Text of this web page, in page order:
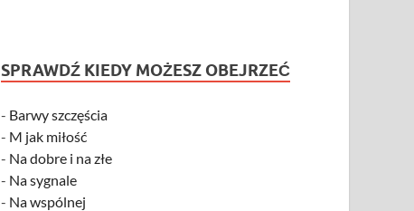
SPRAWDŹ KIEDY MOŻESZ OBEJRZEĆ
- Barwy szczęścia
- M jak miłość
- Na dobre i na złe
- Na sygnale
- Na wspólnej